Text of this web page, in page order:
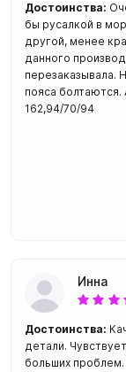
Достоинства:
бы русалкой в
другой, менее
данного
перезаказывала.
пояса болтаются.
162,94/70/94
Инна
Достоинства:
детали.
больших проблем.